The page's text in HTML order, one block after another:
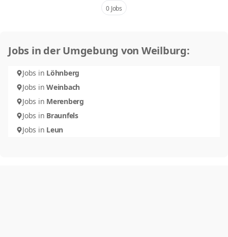
0 Jobs
Jobs in der Umgebung von Weilburg:
Jobs in Löhnberg
Jobs in Weinbach
Jobs in Merenberg
Jobs in Braunfels
Jobs in Leun